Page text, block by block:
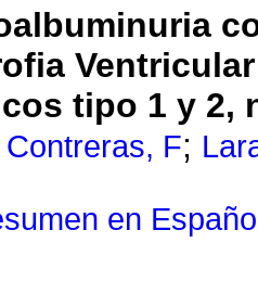
tipo 1 y 2,
Contreras, F;
en